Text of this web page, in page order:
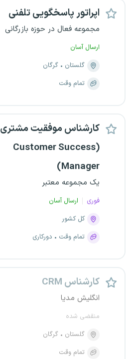
اپراتور پاسخگویی تلفنی
مجموعه فعال در حوزه بازرگانی
ارسال آسان
گلستان
گرگان
تمام وقت
کارشناس موفقیت مشتری
(Customer Success
Manager)
یک مجموعه معتبر
فوری
ارسال آسان
کل کشور
تمام وقت
دورکاری
کارشناس CRM
انگلیش مدیا
منقضی شده
گلستان
گرگان
تمام وقت